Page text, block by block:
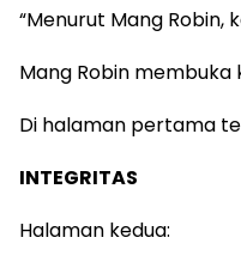
“Menurut Mang Robin,
Mang Robin membuka
Di halaman pertama
INTEGRITAS
Halaman kedua: